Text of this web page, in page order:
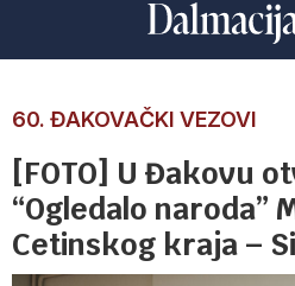
60. ĐAKOVAČKI VEZOVI
[FOTO] U Đakovu
“Ogledalo naroda”
Cetinskog kraja –